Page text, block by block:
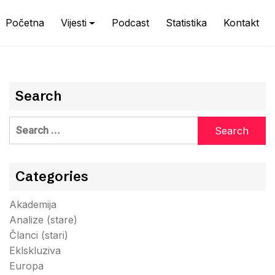
Početna Vijesti Podcast Statistika Kontakt
Search
Search
Categories
Akademija
Analize (stare)
Članci (stari)
Eklskluziva
Europa